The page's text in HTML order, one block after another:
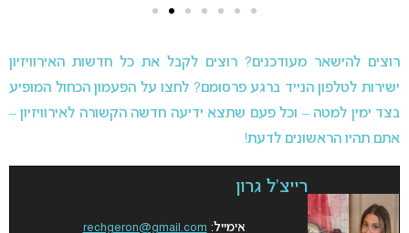
רוצים להישאר מעודכנים? רוצים לקבל את כל חדשות האירוויזיון
ישירות לטלפון הנייד ברגע פרסומם? לחצו על הפעמון הכחול המופיע
בצד ימין למטה – וכל פעם שתצא ידיעה חדשה הקשורה לאירוויזיון –
אתם תהיו הראשונים לדעת!
רייצ'ל גרון
אימייל: rechgeron@gmail.com